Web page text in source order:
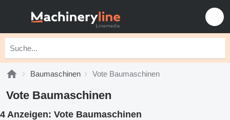
Baumaschinen Vote Baumaschinen
Vote Baumaschinen
4 Anzeigen: Vote Baumaschinen